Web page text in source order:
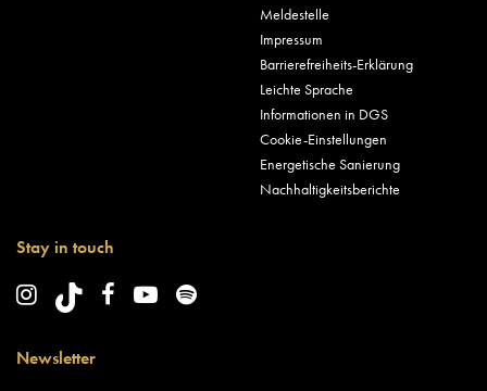
Meldestelle
Impressum
Barrierefreiheits-Erklärung
Leichte Sprache
Informationen in DGS
Cookie-Einstellungen
Energetische Sanierung
Nachhaltigkeitsberichte
Stay in touch
Newsletter